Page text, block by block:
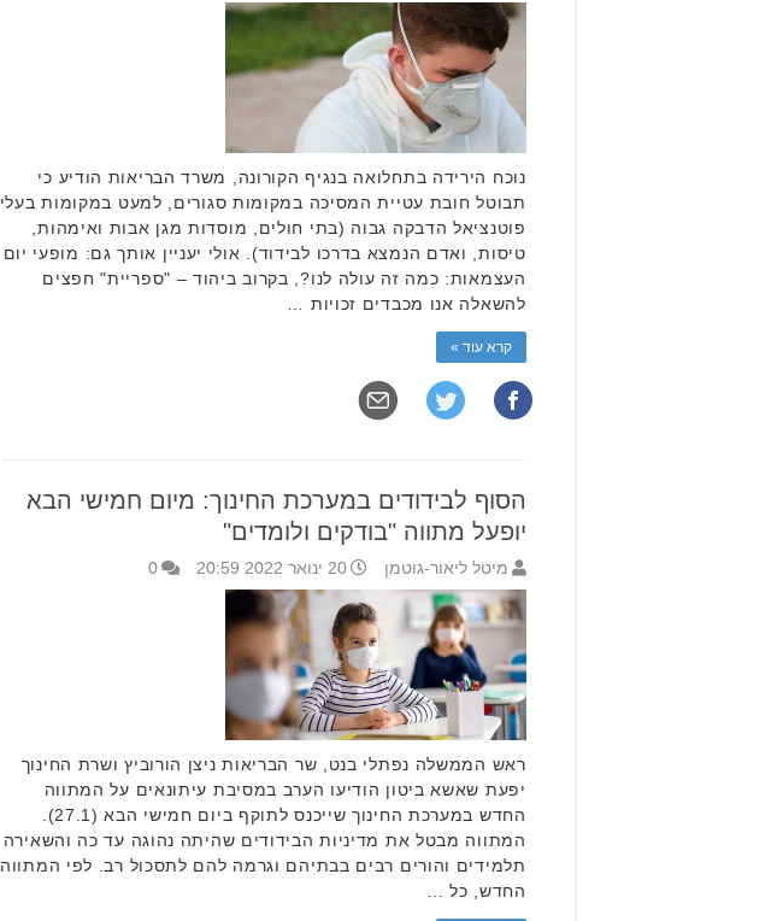
נוכח הירידה בתחלואה בנגיף הקורונה, משרד הבריאות הודיע כי
תבוטל חובת עטיית המסיכה במקומות סגורים, למעט במקומות בעלי
פוטנציאל הדבקה גבוה (בתי חולים, מוסדות מגן אבות ואימהות,
טיסות, ואדם הנמצא בדרכו לבידוד). אולי יעניין אותך גם: מופעי יום
העצמאות: כמה זה עולה לנו?, בקרוב ביהוד – "ספריית" חפצים
להשאלה אנו מכבדים זכויות …
קרא עוד »
הסוף לבידודים במערכת החינוך: מיום חמישי הבא
יופעל מתווה "בודקים ולומדים"
מיטל ליאור-גוטמן 20 ינואר 2022 20:59 0
ראש הממשלה נפתלי בנט, שר הבריאות ניצן הורוביץ ושרת החינוך
יפעת שאשא ביטון הודיעו הערב במסיבת עיתונאים על המתווה
החדש במערכת החינוך שייכנס לתוקף ביום חמישי הבא (27.1).
המתווה מבטל את מדיניות הבידודים שהיתה נהוגה עד כה והשאירה
תלמידים והורים רבים בבתיהם וגרמה להם לתסכול רב. לפי המתווה
החדש, כל …